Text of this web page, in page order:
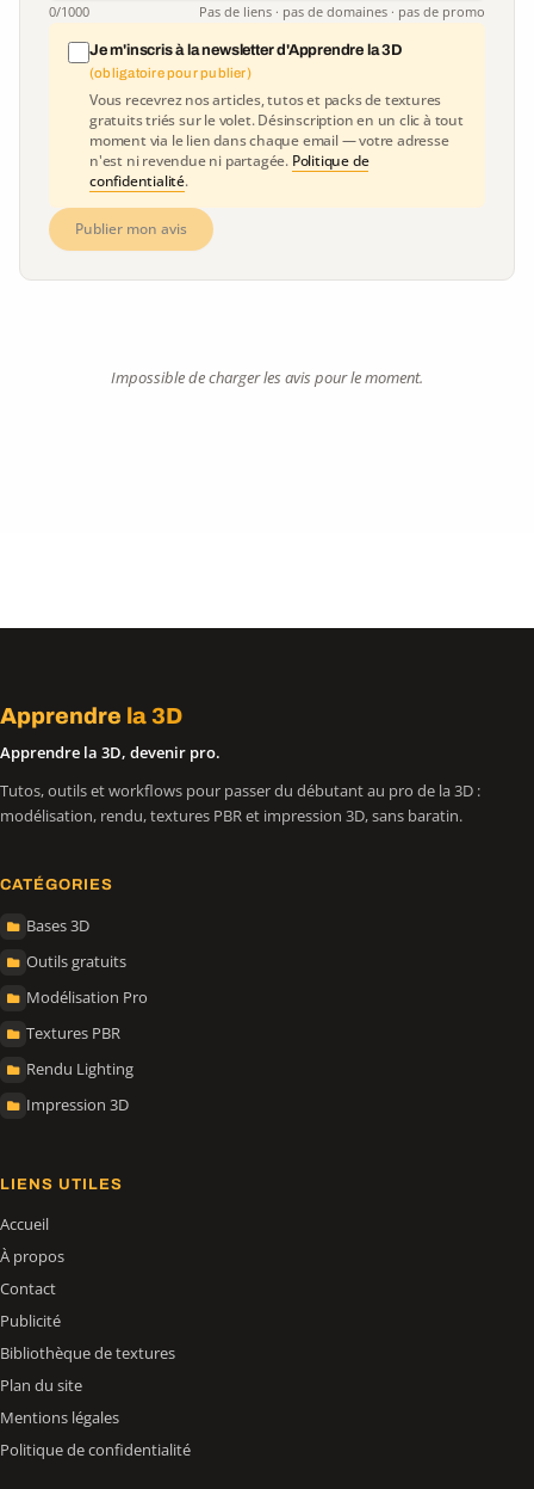
0/1000 Pas de liens · pas de domaines · pas de promo
Je m'inscris à la newsletter d'Apprendre la 3D
(obligatoire pour publier)
Vous recevrez nos articles, tutos et packs de textures
gratuits triés sur le volet. Désinscription en un clic à tout
moment via le lien dans chaque email — votre adresse
n'est ni revendue ni partagée. Politique de
confidentialité.
Publier mon avis
Impossible de charger les avis pour le moment.
Apprendre la 3D
Apprendre la 3D, devenir pro.
Tutos, outils et workflows pour passer du débutant au pro de la 3D :
modélisation, rendu, textures PBR et impression 3D, sans baratin.
CATÉGORIES
Bases 3D
Outils gratuits
Modélisation Pro
Textures PBR
Rendu Lighting
Impression 3D
LIENS UTILES
Accueil
À propos
Contact
Publicité
Bibliothèque de textures
Plan du site
Mentions légales
Politique de confidentialité